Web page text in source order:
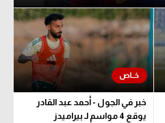
خبر في الجول - أحمد عبد القادر
يوقع 4 مواسم لـ بيراميدز